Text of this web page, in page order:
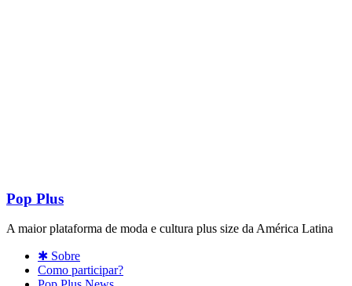
Pop Plus
A maior plataforma de moda e cultura plus size da América Latina
✱ Sobre
Como participar?